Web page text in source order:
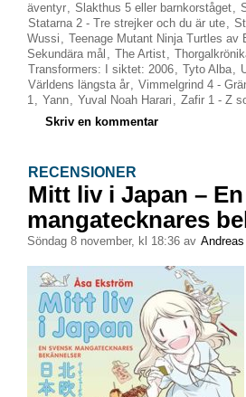
äventyr, Slakthus 5 eller barnkorståget,
Statarna 2 - Tre strejker och du är ute,
Wussi , Teenage Mutant Ninja Turtles av
Sekundära mål , The Artist,
Transformers: I siktet: 2006, Tyto Alba,
Världens längsta år, Vimmelgrind 4 -
1, Yann, Yuval Noah Harari , Zafir 1 - Z
Skriv en kommentar
RECENSIONER
Mitt liv i Japan –
mangatecknares
söndag 8 november, kl 18:36 av Andreas